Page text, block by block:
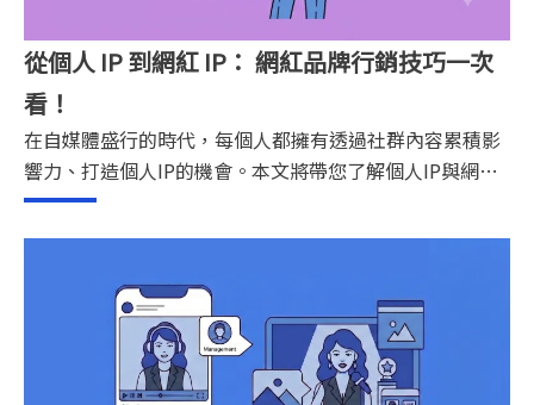
從個人 IP 到網紅 IP： 網紅品牌行銷技巧一次
看！
在自媒體盛行的時代，每個人都擁有透過社群內容累積影
響力、打造個人IP的機會。本文將帶您了解個人IP與網紅
IP的差異、如何經營個人IP、網紅品牌轉型策略，以及如
何透過數據分析與行銷工具，提升網紅品牌影響力與變現